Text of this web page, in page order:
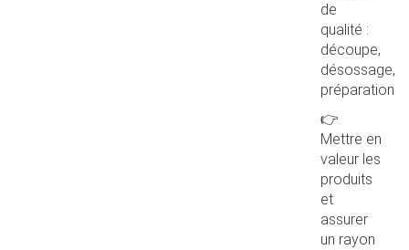
de
qualité :
découpe,
désossage,
préparation
👉
Mettre en
valeur les
produits
et
assurer
un rayon